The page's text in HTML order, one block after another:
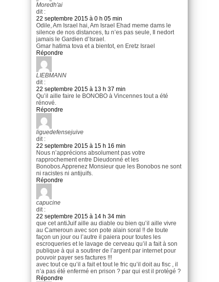
Moredh'ai
dit :
22 septembre 2015 à 0 h 05 min
Odile, Am Israel hai, Am Israel Ehad meme dams le
silence de nos distances, tu n’es pas seule, Il nedort
jamais le Gardien d’Israel.
Gmar hatima tova et a bientot, en Eretz Israel
Répondre
LIEBMANN
dit :
22 septembre 2015 à 13 h 37 min
Qu’il aille faire le BONOBO à Vincennes tout a été
rénové.
Répondre
liguedefensejuive
dit :
22 septembre 2015 à 15 h 16 min
Nous n’apprécions absolument pas votre
rapprochement entre Dieudonné et les
Bonobos.Apprenez Monsieur que les Bonobos ne sont
ni racistes ni antijuifs.
Répondre
capucine
dit :
22 septembre 2015 à 14 h 34 min
que cet antiJuif aille au diable ou bien qu’il aille vivre
au Cameroun avec son pote alain soral !! de toute
façon un jour ou l’autre il paiera pour toutes les
escroqueries et le lavage de cerveau qu’il a fait à son
publique à qui a soutirer de l’argent par internet pour
pouvoir payer ses factures !!!
avec tout ce qu’il a fait et tout le fric qu’il doit au fisc , il
n’a pas été enfermé en prison ? par qui est il protégé ?
Répondre